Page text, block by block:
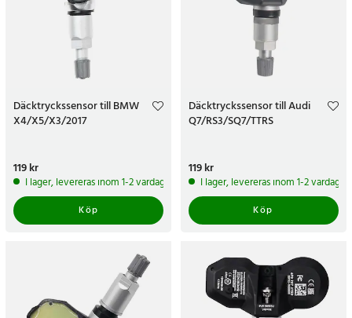
Däcktryckssensor till BMW
X4/X5/X3/2017
Pris:119 kr
119 kr
I lager, levereras inom 1-2 vardagar
Köp
Däcktryckssensor till Audi
Q7/RS3/SQ7/TTRS
Pris:119 kr
119 kr
I lager, levereras inom 1-2 vardagar
Köp